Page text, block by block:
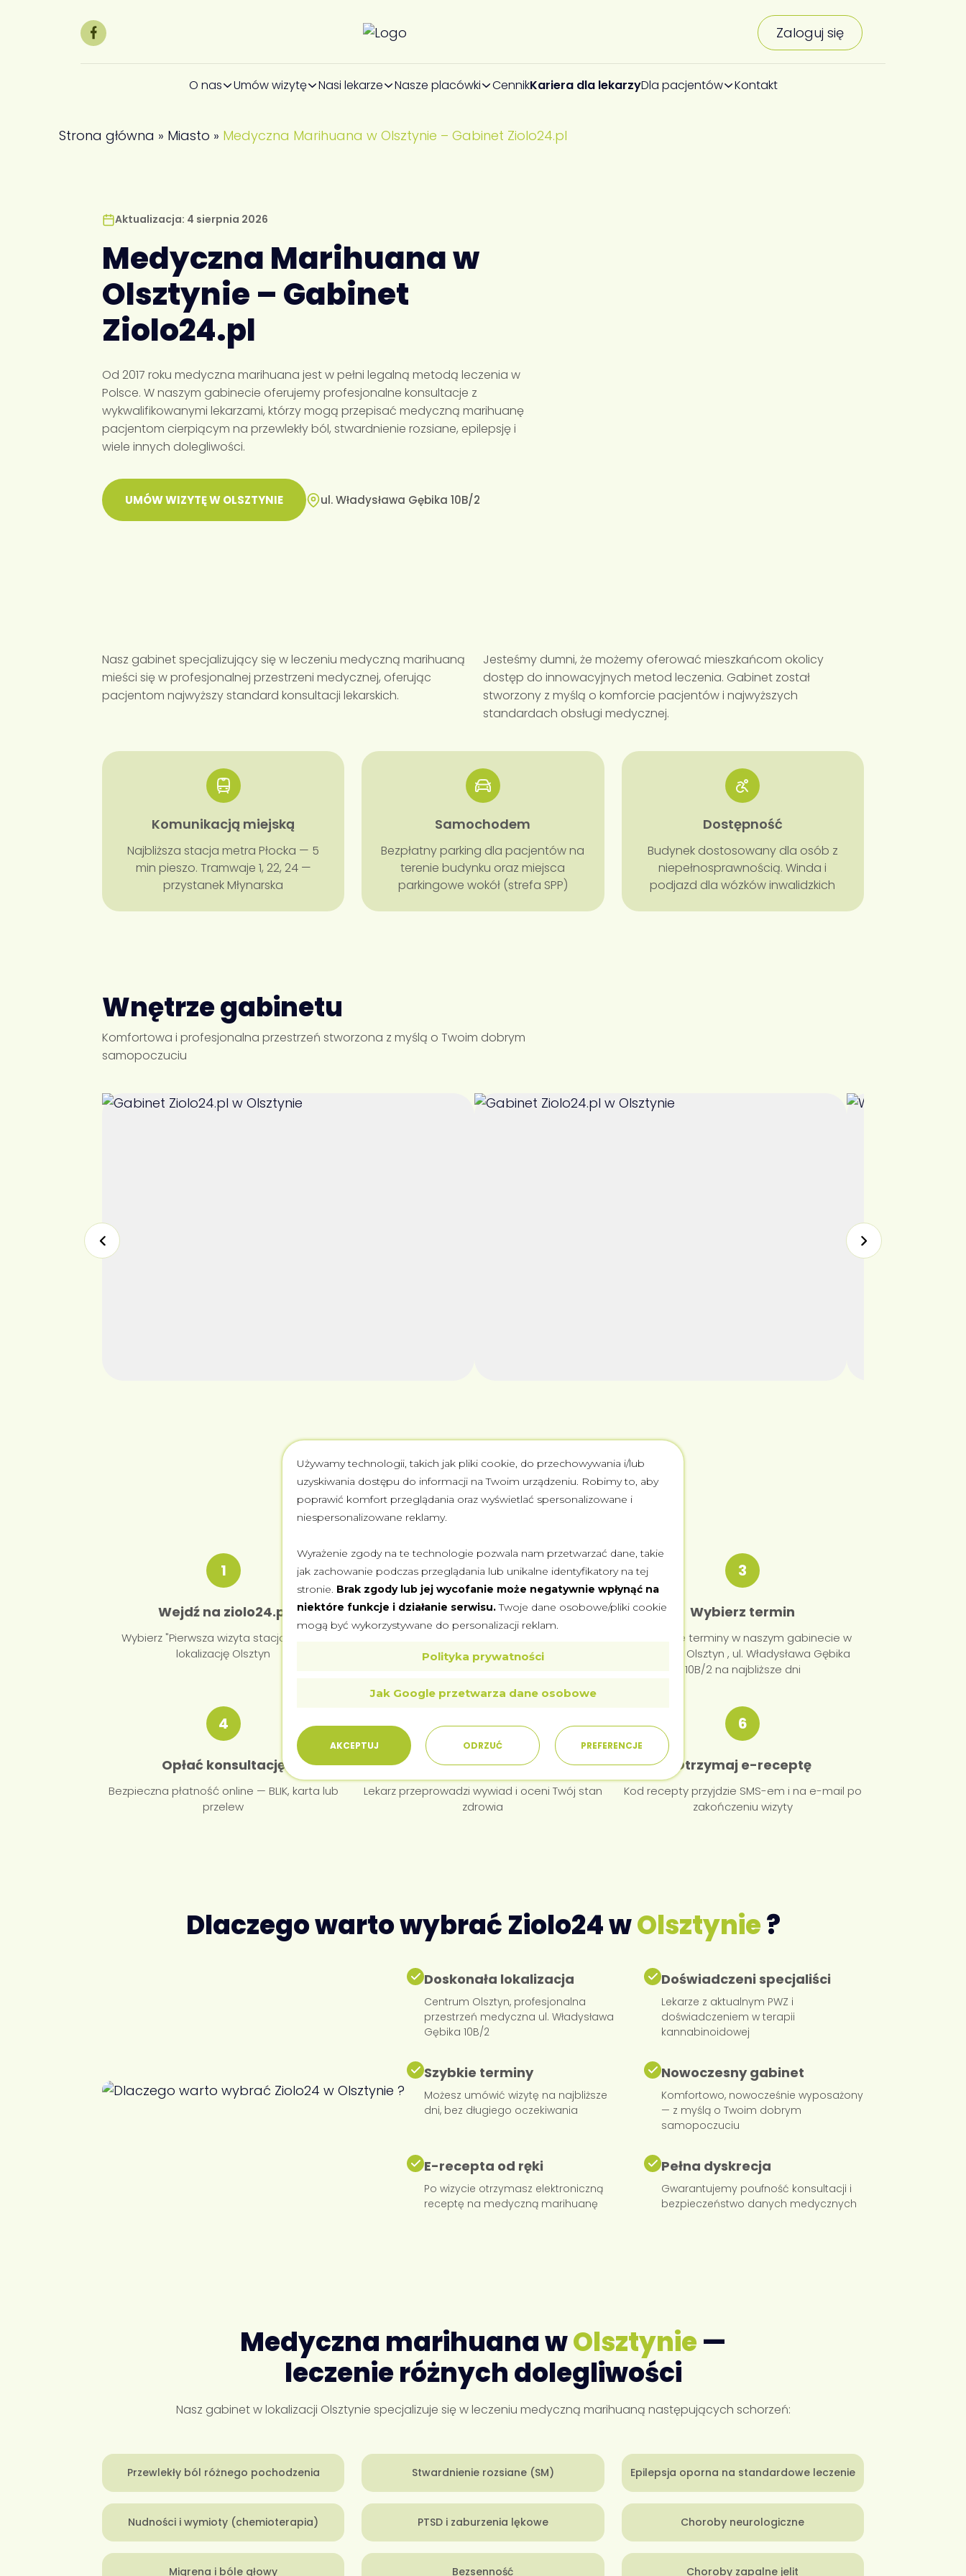
Zaloguj się
O nas Umów wizytę Nasi lekarze Nasze placówki CennikKariera dla lekarzyDla pacjentów Kontakt
Strona główna » Miasto » Medyczna Marihuana w Olsztynie – Gabinet Ziolo24.pl
Aktualizacja: 4 sierpnia 2026
Medyczna Marihuana w
Olsztynie – Gabinet
Ziolo24.pl
Od 2017 roku medyczna marihuana jest w pełni legalną metodą leczenia w
Polsce. W naszym gabinecie oferujemy profesjonalne konsultacje z
wykwalifikowanymi lekarzami, którzy mogą przepisać medyczną marihuanę
pacjentom cierpiącym na przewlekły ból, stwardnienie rozsiane, epilepsję i
wiele innych dolegliwości.
UMÓW WIZYTĘ W OLSZTYNIE ul. Władysława Gębika 10B/2
Nasz gabinet specjalizujący się w leczeniu medyczną marihuaną
mieści się w profesjonalnej przestrzeni medycznej, oferując
pacjentom najwyższy standard konsultacji lekarskich.
Jesteśmy dumni, że możemy oferować mieszkańcom okolicy
dostęp do innowacyjnych metod leczenia. Gabinet został
stworzony z myślą o komforcie pacjentów i najwyższych
standardach obsługi medycznej.
Komunikacją miejską
Najbliższa stacja metra Płocka — 5
min pieszo. Tramwaje 1, 22, 24 —
przystanek Młynarska
Samochodem
Bezpłatny parking dla pacjentów na
terenie budynku oraz miejsca
parkingowe wokół (strefa SPP)
Dostępność
Budynek dostosowany dla osób z
niepełnosprawnością. Winda i
podjazd dla wózków inwalidzkich
Wnętrze gabinetu
Komfortowa i profesjonalna przestrzeń stworzona z myślą o Twoim dobrym
samopoczuciu
Jak umówić wizytę?
Cały proces jest prosty i zajmuje zaledwie kilka minut
1
Wejdź na ziolo24.pl
Wybierz "Pierwsza wizyta stacjonarna" i
lokalizację Olsztyn
2
Wypełnij formularz
minuty
3
Wybierz termin
Dostępne terminy w naszym gabinecie w
lokalizacji Olsztyn , ul. Władysława Gębika
10B/2 na najbliższe dni
4
Opłać konsultację
Bezpieczna płatność online — BLIK, karta lub
przelew
5
Przyjdź na wizytę
Lekarz przeprowadzi wywiad i oceni Twój stan
zdrowia
6
Otrzymaj e-receptę
Kod recepty przyjdzie SMS-em i na e-mail po
zakończeniu wizyty
Dlaczego warto wybrać Ziolo24 wOlsztynie?
Doskonała lokalizacja
Centrum Olsztyn, profesjonalna
przestrzeń medyczna ul. Władysława
Gębika 10B/2
Doświadczeni specjaliści
Lekarze z aktualnym PWZ i
doświadczeniem w terapii
kannabinoidowej
Szybkie terminy
Możesz umówić wizytę na najbliższe
dni, bez długiego oczekiwania
Nowoczesny gabinet
Komfortowo, nowocześnie wyposażony
— z myślą o Twoim dobrym
samopoczuciu
E-recepta od ręki
Po wizycie otrzymasz elektroniczną
receptę na medyczną marihuanę
Pełna dyskrecja
Gwarantujemy poufność konsultacji i
bezpieczeństwo danych medycznych
Medyczna marihuana wOlsztynie—
leczenie różnych dolegliwości
Nasz gabinet w lokalizacji Olsztynie specjalizuje się w leczeniu medyczną marihuaną następujących schorzeń:
Przewlekły ból różnego pochodzenia Stwardnienie rozsiane (SM) Epilepsja oporna na standardowe leczenie
Nudności i wymioty (chemioterapia) PTSD i zaburzenia lękowe Choroby neurologiczne
Migrena i bóle głowy Bezsenność Choroby zapalne jelit
Używamy technologii, takich jak pliki cookie, do przechowywania i/lub
uzyskiwania dostępu do informacji na Twoim urządzeniu. Robimy to, aby
poprawić komfort przeglądania oraz wyświetlać spersonalizowane i
niespersonalizowane reklamy.
Wyrażenie zgody na te technologie pozwala nam przetwarzać dane, takie
jak zachowanie podczas przeglądania lub unikalne identyfikatory na tej
stronie. Brak zgody lub jej wycofanie może negatywnie wpłynąć na
niektóre funkcje i działanie serwisu.Twoje dane osobowe/pliki cookie
mogą być wykorzystywane do personalizacji reklam.
Polityka prywatności
Jak Google przetwarza dane osobowe
AKCEPTUJ ODRZUĆ PREFERENCJE